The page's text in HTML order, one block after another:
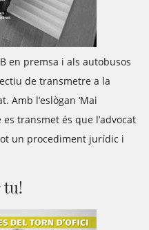
en premsa i als autobusos
de transmetre a la
Amb l’eslògan ‘Mai
transmet és que l’advocat
un procediment jurídic i
tu!